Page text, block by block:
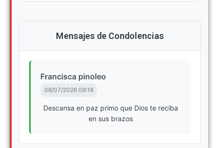
Mensajes de Condolencias
Francisca pinoleo
08/07/2026 09:18
Descansa en paz primo que Dios te reciba
en sus brazos